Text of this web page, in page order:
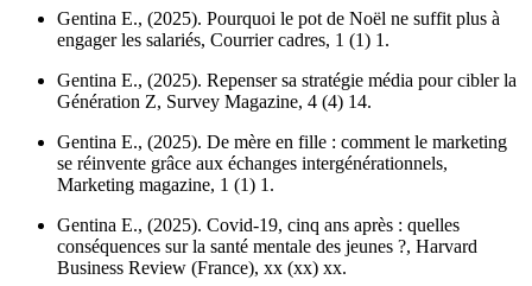
Gentina E., (2025). Pourquoi le pot de Noël ne suffit plus à
engager les salariés, Courrier cadres, 1 (1) 1.
Gentina E., (2025). Repenser sa stratégie média pour cibler la
Génération Z, Survey Magazine, 4 (4) 14.
Gentina E., (2025). De mère en fille : comment le marketing
se réinvente grâce aux échanges intergénérationnels,
Marketing magazine, 1 (1) 1.
Gentina E., (2025). Covid-19, cinq ans après : quelles
conséquences sur la santé mentale des jeunes ?, Harvard
Business Review (France), xx (xx) xx.